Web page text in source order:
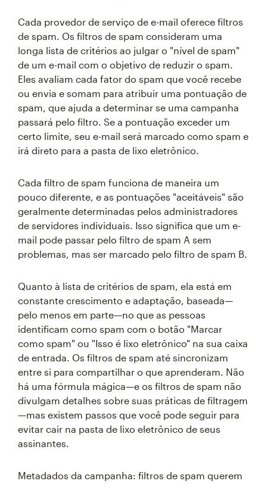
Cada provedor de serviço de e-mail oferece filtros
de spam. Os filtros de spam consideram uma
longa lista de critérios ao julgar o "nível de spam"
de um e-mail com o objetivo de reduzir o spam.
Eles avaliam cada fator do spam que você recebe
ou envia e somam para atribuir uma pontuação de
spam, que ajuda a determinar se uma campanha
passará pelo filtro. Se a pontuação exceder um
certo limite, seu e-mail será marcado como spam e
irá direto para a pasta de lixo eletrônico.
Cada filtro de spam funciona de maneira um
pouco diferente, e as pontuações "aceitáveis" são
geralmente determinadas pelos administradores
de servidores individuais. Isso significa que um e-
mail pode passar pelo filtro de spam A sem
problemas, mas ser marcado pelo filtro de spam B.
Quanto à lista de critérios de spam, ela está em
constante crescimento e adaptação, baseada—
pelo menos em parte—no que as pessoas
identificam como spam com o botão "Marcar
como spam" ou "Isso é lixo eletrônico" na sua caixa
de entrada. Os filtros de spam até sincronizam
entre si para compartilhar o que aprenderam. Não
há uma fórmula mágica—e os filtros de spam não
divulgam detalhes sobre suas práticas de filtragem
—mas existem passos que você pode seguir para
evitar cair na pasta de lixo eletrônico de seus
assinantes.
Metadados da campanha: filtros de spam querem